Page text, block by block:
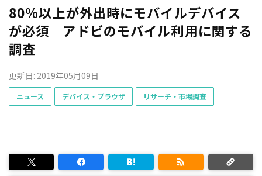
80%以上が外出時にモバイルデバイス
が必須 アドビのモバイル利用に関する
調査
更新日: 2019年05月09日
ニュース デバイス・ブラウザ リサーチ・市場調査